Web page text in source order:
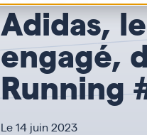
Adidas,
engagé,
Running
Le 14 juin 2023